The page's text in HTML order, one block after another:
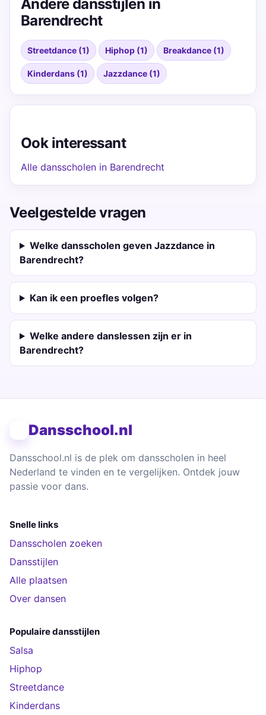
Andere dansstijlen in
Barendrecht
Streetdance (1) Hiphop (1) Breakdance (1)
Kinderdans (1) Jazzdance (1)
Ook interessant
Alle dansscholen in Barendrecht
Veelgestelde vragen
Welke dansscholen geven Jazzdance in
Barendrecht?
Kan ik een proefles volgen?
Welke andere danslessen zijn er in
Barendrecht?
Dansschool.nl
Dansschool.nl is de plek om dansscholen in heel
Nederland te vinden en te vergelijken. Ontdek jouw
passie voor dans.
Snelle links
Dansscholen zoeken
Dansstijlen
Alle plaatsen
Over dansen
Populaire dansstijlen
Salsa
Hiphop
Streetdance
Kinderdans